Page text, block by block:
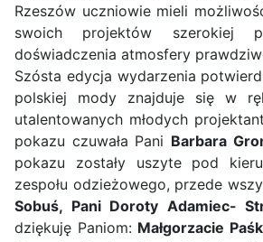
Rzeszów uczniowie mieli
swoich projektów szerokiej
doświadczenia atmosfery
Szósta edycja wydarzenia
polskiej mody znajduje się w
utalentowanych młodych
pokazu czuwała Pani Barbara
pokazu zostały uszyte pod
zespołu odzieżowego, przede
Sobuś, Pani Doroty Adamiec-
dziękuję Paniom: Małgorzacie